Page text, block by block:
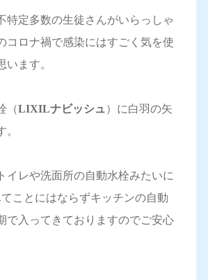
特定多数の生徒さんがいらっしゃ
コロナ禍で感染にはすごく気を使
います。
（LIXILナビッシュ）に白羽の矢
イレや洗面所の自動水栓みたいに
ことにはならずキッチンの自動
で入ってきておりますのでご安心